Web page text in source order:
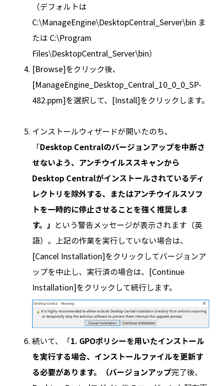
（デフォルトは
C:\ManageEngine\DesktopCentral_Server\bin ま
たは C:\Program
Files\DesktopCentral_Server\bin）
[Browse]をクリック後、
[ManageEngine_Desktop_Central_10_0_0_SP-
482.ppm]を選択して、[Install]をクリックします。
インストールウィザードが開いたのち、
「Desktop Centralのバージョンアップを中断さ
せないよう、アンチウイルススキャンから
Desktop Centralがインストールされているディ
レクトリを除外する、またはアンチウイルスソフ
トを一時的に停止させることを強く推奨しま
す。」 という警告メッセージが表示されます（英
語）。上記の作業を実行していない場合は、
[Cancel Installation]をクリックしてバージョンア
ップを中止し、実行済の場合は、[Continue
Installation]をクリックして続行します。
続いて、「1. GPOポリシーを用いたインストール
を実行する場合、インストールファイルを更新す
る必要があります。（バージョンアップ完了後、